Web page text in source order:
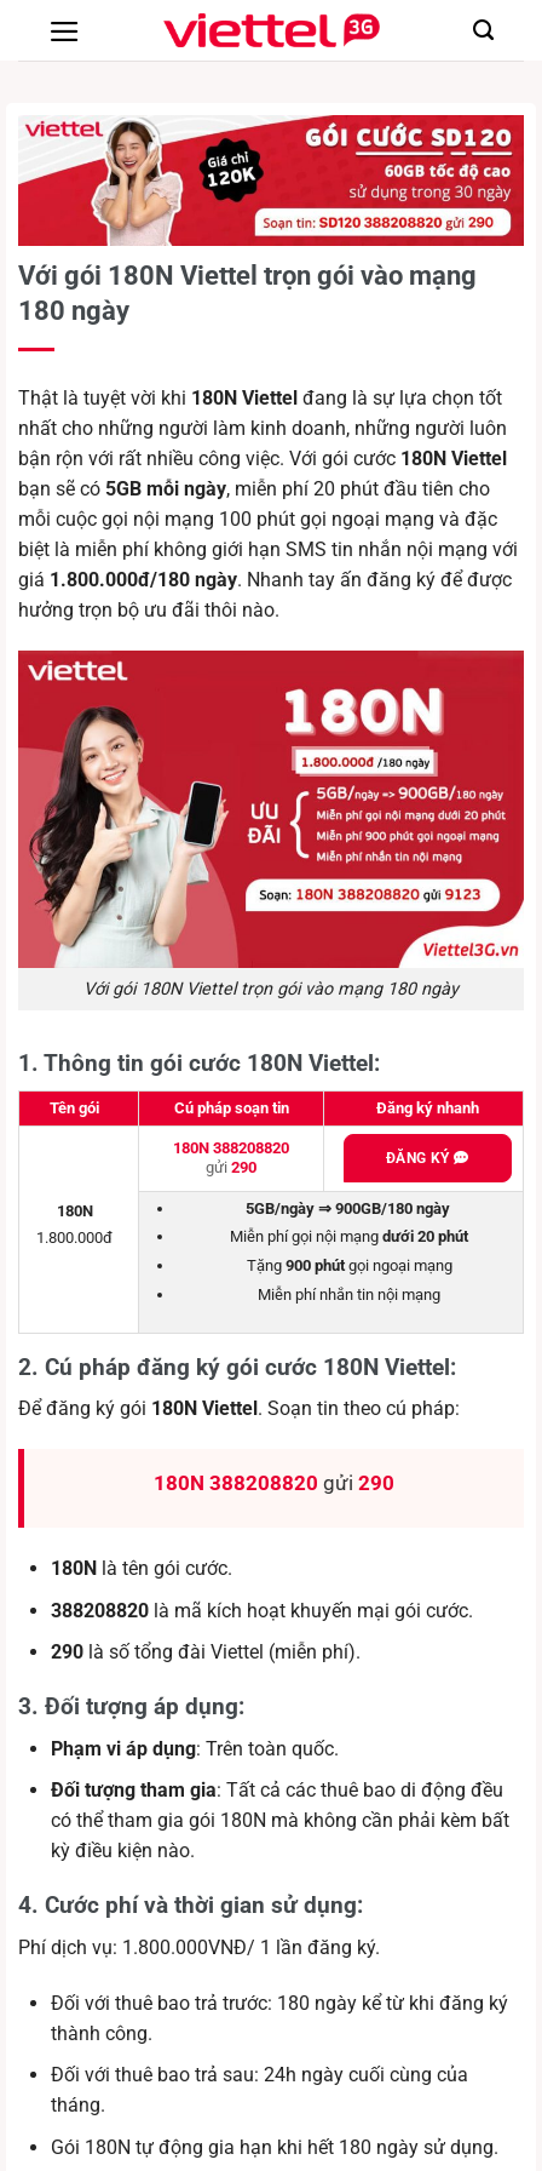
Với gói 180N Viettel trọn gói vào mạng
180 ngày
Thật là tuyệt vời khi 180N Viettel đang là sự lựa chọn tốt
nhất cho những người làm kinh doanh, những người luôn
bận rộn với rất nhiều công việc. Với gói cước 180N Viettel
bạn sẽ có 5GB mỗi ngày, miễn phí 20 phút đầu tiên cho
mỗi cuộc gọi nội mạng 100 phút gọi ngoại mạng và đặc
biệt là miễn phí không giới hạn SMS tin nhắn nội mạng với
giá 1.800.000đ/180 ngày. Nhanh tay ấn đăng ký để được
hưởng trọn bộ ưu đãi thôi nào.
Với gói 180N Viettel trọn gói vào mạng 180 ngày
1. Thông tin gói cước 180N Viettel:
Tên gói Cú pháp soạn tin Đăng ký nhanh
180N
1.800.000đ
180N 388208820
gửi 290 ĐĂNG KÝ
5GB/ngày ⇒ 900GB/180 ngày
Miễn phí gọi nội mạng dưới 20 phút
Tặng 900 phútgọi ngoại mạng
Miễn phí nhắn tin nội mạng
2. Cú pháp đăng ký gói cước 180N Viettel:
Để đăng ký gói 180N Viettel. Soạn tin theo cú pháp:
180N 388208820 gửi 290
180N là tên gói cước.
388208820 là mã kích hoạt khuyến mại gói cước.
290 là số tổng đài Viettel (miễn phí).
3. Đối tượng áp dụng:
Phạm vi áp dụng: Trên toàn quốc.
Đối tượng tham gia: Tất cả các thuê bao di động đều
có thể tham gia gói 180N mà không cần phải kèm bất
kỳ điều kiện nào.
4. Cước phí và thời gian sử dụng:
Phí dịch vụ: 1.800.000VNĐ/ 1 lần đăng ký.
Đối với thuê bao trả trước: 180 ngày kể từ khi đăng ký
thành công.
Đối với thuê bao trả sau: 24h ngày cuối cùng của
tháng.
Gói 180N tự động gia hạn khi hết 180 ngày sử dụng.